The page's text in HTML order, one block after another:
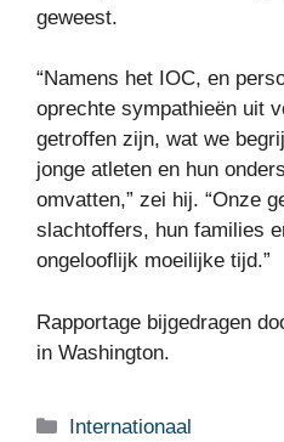
geweest.
“Namens het IOC, en
oprechte sympathieën uit
getroffen zijn, wat we
jonge atleten en hun
omvatten,” zei hij. “Onze
slachtoffers, hun families
ongelooflijk moeilijke tijd.”
Rapportage bijgedragen
in Washington.
Categorieën
Internationaal